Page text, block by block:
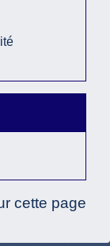
cette page